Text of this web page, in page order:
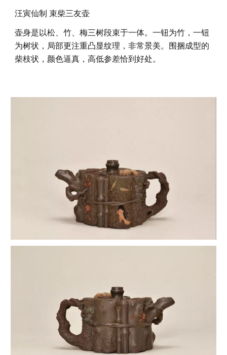
汪寅仙制 束柴三友壶
壶身是以松、竹、梅三树段束于一体。一钮为竹，一钮
为树状，局部更注重凸显纹理，非常景美。围捆成型的
柴枝状，颜色逼真，高低参差恰到好处。